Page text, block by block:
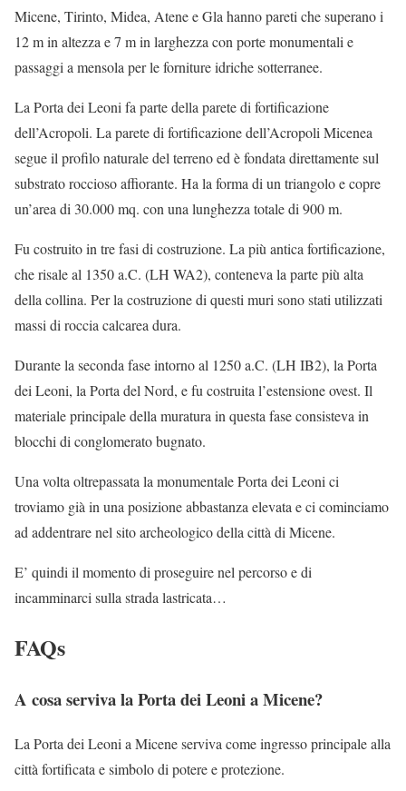
Micene, Tirinto, Midea, Atene e Gla hanno pareti che superano i
12 m in altezza e 7 m in larghezza con porte monumentali e
passaggi a mensola per le forniture idriche sotterranee.
La Porta dei Leoni fa parte della parete di fortificazione
dell’Acropoli. La parete di fortificazione dell’Acropoli Micenea
segue il profilo naturale del terreno ed è fondata direttamente sul
substrato roccioso affiorante. Ha la forma di un triangolo e copre
un’area di 30.000 mq. con una lunghezza totale di 900 m.
Fu costruito in tre fasi di costruzione. La più antica fortificazione,
che risale al 1350 a.C. (LH WA2), conteneva la parte più alta
della collina. Per la costruzione di questi muri sono stati utilizzati
massi di roccia calcarea dura.
Durante la seconda fase intorno al 1250 a.C. (LH IB2), la Porta
dei Leoni, la Porta del Nord, e fu costruita l’estensione ovest. Il
materiale principale della muratura in questa fase consisteva in
blocchi di conglomerato bugnato.
Una volta oltrepassata la monumentale Porta dei Leoni ci
troviamo già in una posizione abbastanza elevata e ci cominciamo
ad addentrare nel sito archeologico della città di Micene.
E’ quindi il momento di proseguire nel percorso e di
incamminarci sulla strada lastricata…
FAQs
A cosa serviva la Porta dei Leoni a Micene?
La Porta dei Leoni a Micene serviva come ingresso principale alla
città fortificata e simbolo di potere e protezione.